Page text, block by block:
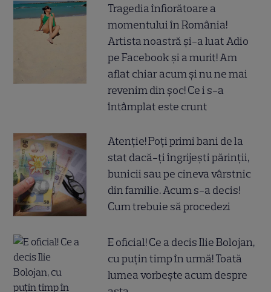
Tragedia înfiorătoare a
momentului în România!
Artista noastră și-a luat Adio
pe Facebook și a murit! Am
aflat chiar acum și nu ne mai
revenim din șoc! Ce i s-a
întâmplat este crunt
Atenție! Poți primi bani de la
stat dacă-ți îngrijești părinții,
bunicii sau pe cineva vârstnic
din familie. Acum s-a decis!
Cum trebuie să procedezi
E oficial! Ce a decis Ilie Bolojan,
cu puțin timp în urmă! Toată
lumea vorbește acum despre